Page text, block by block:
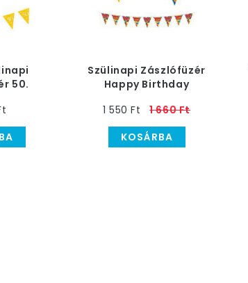
50.
Szülinapi Zászlófüzér
Happy Birthday
1 550 Ft
1 660 Ft
KOSÁRBA